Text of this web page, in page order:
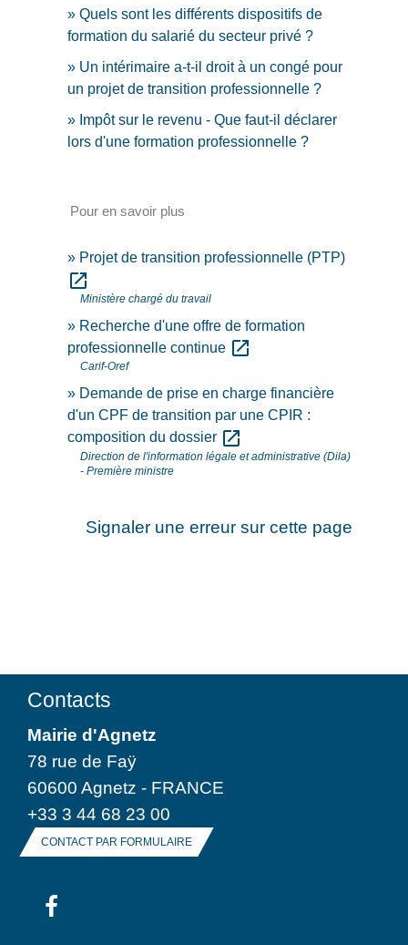
Quels sont les différents dispositifs de
formation du salarié du secteur privé ?
Un intérimaire a-t-il droit à un congé pour
un projet de transition professionnelle ?
Impôt sur le revenu - Que faut-il déclarer
lors d'une formation professionnelle ?
Pour en savoir plus
Projet de transition professionnelle (PTP)
open_in_new
Ministère chargé du travail
Recherche d'une offre de formation
professionnelle continue open_in_new
Carif-Oref
Demande de prise en charge financière
d'un CPF de transition par une CPIR :
composition du dossier open_in_new
Direction de l'information légale et administrative (Dila)
- Première ministre
Signaler une erreur sur cette page
Contacts
Mairie d'Agnetz
78 rue de Faÿ
60600 Agnetz - FRANCE
+33 3 44 68 23 00
CONTACT PAR FORMULAIRE